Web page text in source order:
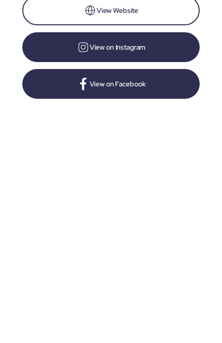
View Website
View on Instagram
View on Facebook